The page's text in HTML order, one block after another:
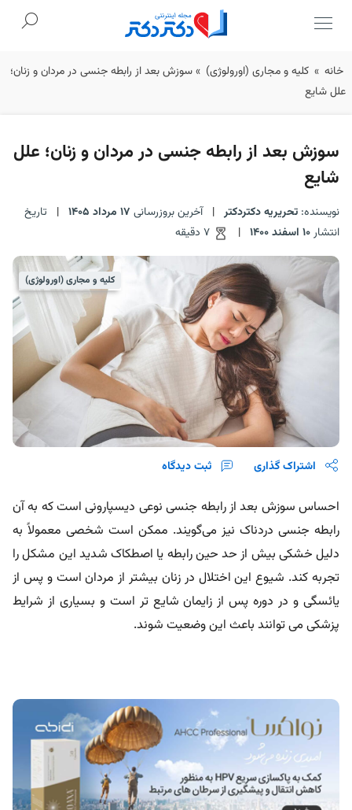
Skip
to
خانه » کلیه و مجاری (اورولوژی) »سوزش بعد از رابطه جنسی در مردان و زنان؛
علل شایع
سوزش بعد از رابطه جنسی در مردان و زنان؛ علل
شایع
نویسنده: تحریریه دکتردکتر | آخرین بروزرسانی 17 مرداد 1405 |
تاریخ
انتشار10 اسفند 1400 |
کلیه و مجاری (اورولوژی)
اشتراک گذاری ثبت دیدگاه
احساس سوزش بعد از رابطه جنسی نوعی دیسپارونی است که به آن
رابطه جنسی دردناک نیز می‌گویند. ممکن است شخصی معمولاً به
دلیل خشکی بیش از حد حین رابطه یا اصطکاک شدید این مشکل را
تجربه کند. شیوع این اختلال در زنان بیشتر از مردان است و پس از
یائسگی و در دوره پس از زایمان شایع تر است و بسیاری از شرایط
پزشکی می توانند باعث این وضعیت شوند.